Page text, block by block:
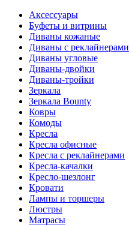
Аксессуары
Буфеты и витрины
Диваны кожаные
Диваны с реклайнерами
Диваны угловые
Диваны-двойки
Диваны-тройки
Зеркала
Зеркала Bounty
Ковры
Комоды
Кресла
Кресла офисные
Кресла с реклайнерами
Кресла-качалки
Кресло-шезлонг
Кровати
Лампы и торшеры
Люстры
Матрасы